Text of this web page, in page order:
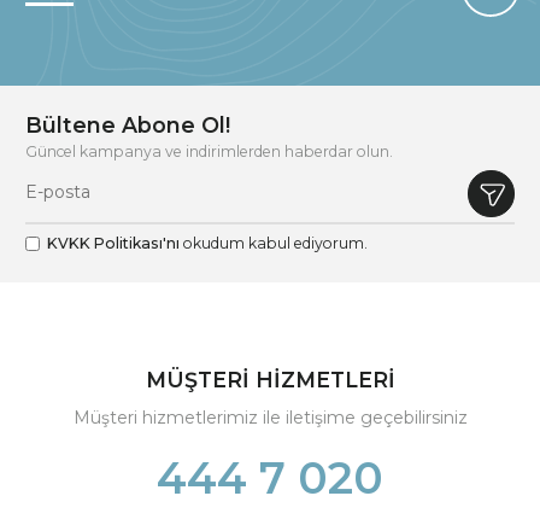
Bültene Abone Ol!
Güncel kampanya ve indirimlerden haberdar olun.
KVKK Politikası'nı okudum kabul ediyorum.
MÜŞTERİ HİZMETLERİ
Müşteri hizmetlerimiz ile iletişime geçebilirsiniz
444 7 020